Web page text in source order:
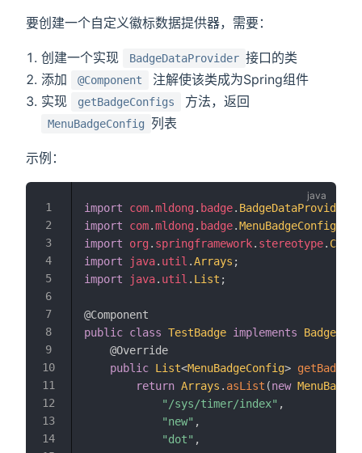
要创建一个自定义徽标数据提供器，需要：
创建一个实现 BadgeDataProvider 接口的类
添加
@Component
注解使该类成为Spring组件
实现
getBadgeConfigs 方法，返回
MenuBadgeConfig 列表
示例：
import com.mldong. badge. BadgeDataProvider
import
com.mldong. badge.MenuBadgeConfig
import
org. springframework. stereotype.
import
java. util .Arrays ;
import
java. util . List ;
@Component
public class TestBadge implements
@Override
public List<MenuBadgeConfig>
return Arrays . asList (new
"/sys/timer/index" ,
"new" ,
"dot" ,